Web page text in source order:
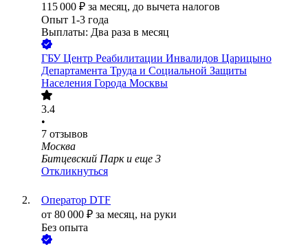
115 000 ₽ за месяц, до вычета налогов
Опыт 1-3 года
Выплаты: Два раза в месяц
ГБУ Центр Реабилитации Инвалидов Царицыно
Департамента Труда и Социальной Защиты
Населения Города Москвы
3.4
•
7 отзывов
Москва
Битцевский Парк и еще 3
Откликнуться
Оператор DTF
от 80 000 ₽ за месяц, на руки
Без опыта